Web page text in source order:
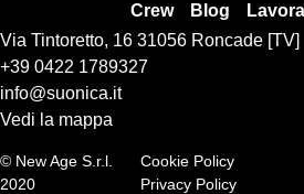
Crew
Blog
Via Tintoretto, 16 31056 Roncade [TV]
+39 0422 1789327
info@suonica.it
Vedi la mappa
© New Age S.r.l.
2020
Cookie Policy
Privacy Policy